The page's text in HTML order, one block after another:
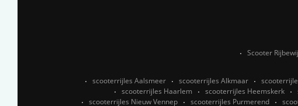
Scooter
scooterrijles Aalsmeer scooterrijles Alkmaar
scooterrijles Haarlem
scooterrijles Heemskerk
scooterrijles Nieuw Vennep
scooterrijles Purmerend